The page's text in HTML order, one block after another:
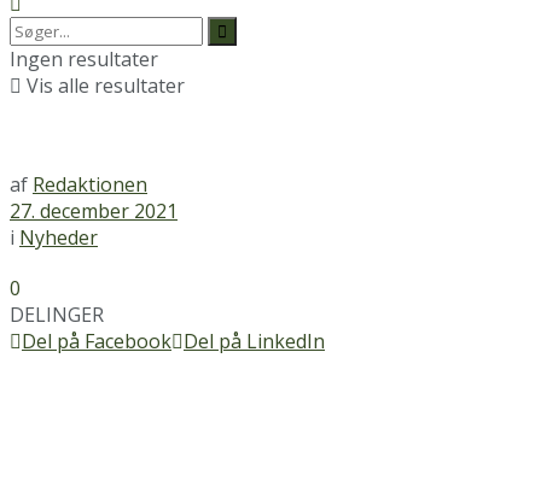
Ingen resultater
Vis alle resultater
af Redaktionen
27. december 2021
i Nyheder
0
DELINGER
Del på Facebook Del på LinkedIn